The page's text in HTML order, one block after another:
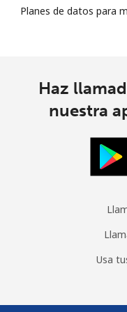
Planes de datos para
Haz
nuestra
Usa